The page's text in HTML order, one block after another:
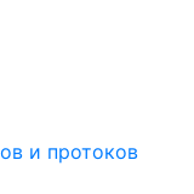
и протоков